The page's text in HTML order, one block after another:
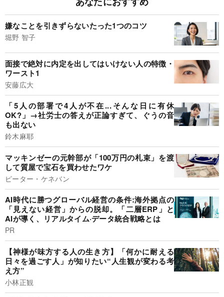
嫌なことを引きずらないたった1つのコツ
堀野 智子
面接で絶対に内定を出してはいけない人の特徴・
ワースト1
安藤広大
「5人の部署で4人が不在...そんな日に有休
OK?」→社労士の答えが正論すぎて、ぐうの音
も出ない
鈴木麻耶
マッキンゼーの元幹部が「100万円の札束」を渡
して質屋で宝石を買わせたワケ
ピーター・ケネバン
AI時代に勝つグローバル経営の条件:海外拠点の
「見えない経営」からの脱却。「二層ERP」と
AIが導く、リアルタイム·データ統合戦略とは
PR
【神様が味方する人の生き方】「何かに耐える
日々を過ごす人」が知りたい“人生観が変わる考
え方”
小林正観